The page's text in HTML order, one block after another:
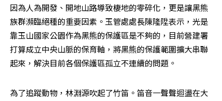
因為人為開發、開地山路導致棲地的零碎化，更是讓黑熊
族群瀕臨絕種的重要因素。玉管處處長陳隆陞表示，光是
靠玉山國家公園作為黑熊的保護區是不夠的，目前營建署
打算成立中央山脈的保育軸，將黑熊的保護範圍擴大串聯
起來，解決目前各個保護區孤立不連續的問題。
為了追蹤動物，林淵源吹起了竹笛。笛音一聲聲迴盪在大